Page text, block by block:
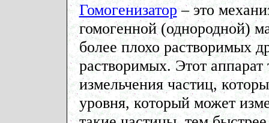
Гомогенизатор– это
гомогенной (однородной)
более плохо растворимых
растворимых. Этот аппарат
измельчения частиц,
уровня, который может